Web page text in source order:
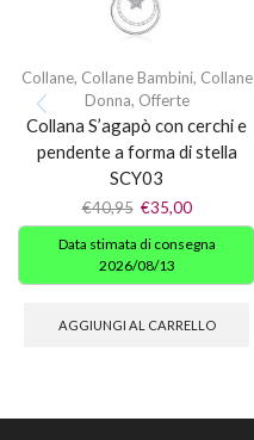
Collane, Collane Bambini, Collane
Donna, Offerte
Collana S’agapò con cerchi e
pendente a forma di stella
SCY03
€40,95 €35,00
Data stimata di consegna
2026/08/13
AGGIUNGI AL CARRELLO